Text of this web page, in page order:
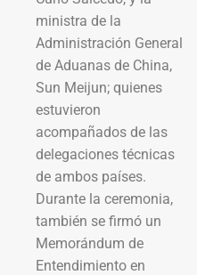
ministra de la
Administración General
de Aduanas de China,
Sun Meijun; quienes
estuvieron
acompañados de las
delegaciones técnicas
de ambos países.
Durante la ceremonia,
también se firmó un
Memorándum de
Entendimiento en